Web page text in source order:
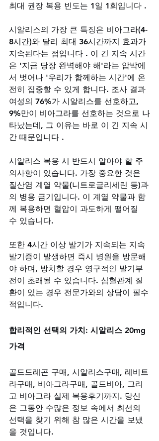
최대 권장 복용 빈도는 1일 1회입니다 .
시알리스의 가장 큰 특징은 비아그라(4-
8시간)와 달리 최대 36시간까지 효과가
지속된다는 점입니다 . 이 긴 지속 시간
은 '지금 당장 완벽해야 해'라는 압박에
서 벗어나 '우리가 함께하는 시간'에 온
전히 집중할 수 있게 합니다. 조사 결과
여성의 76%가 시알리스를 선호하고,
9%만이 비아그라를 선호하는 것으로 나
타났는데, 그 이유는 바로 이 긴 지속 시
간 때문입니다 .
시알리스 복용 시 반드시 알아야 할 주
의사항이 있습니다. 가장 중요한 것은
질산염 계열 약물(니트로글리세린 등)과
의 병용 금기입니다. 이 계열 약물과 함
께 복용하면 혈압이 과도하게 떨어질
수 있습니다.
또한 4시간 이상 발기가 지속되는 지속
발기증이 발생하면 즉시 병원을 방문해
야 하며, 방치할 경우 영구적인 발기부
전이 초래될 수 있습니다. 심혈관계 질
환이 있는 경우 전문가와의 상담이 필수
적입니다.
합리적인 선택의 가치: 시알리스 20mg
가격
골드드레곤 구매, 시알리스구매, 레비트
라구매, 비아그라구매, 골드비아, 그리
고 비아그라 실제 복용후기까지. 당신
은 그동안 수많은 정보 속에서 최선의
선택을 찾기 위해 참 많은 시간을 보냈
을 것입니다.